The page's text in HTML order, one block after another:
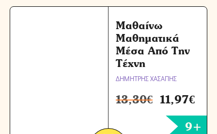
Μαθαίνω
Μαθηματικά
Μέσα Από Την
Τέχνη
ΔΗΜΗΤΡΗΣ ΧΑΣΑΠΗΣ
13,30€ 11,97€
9+